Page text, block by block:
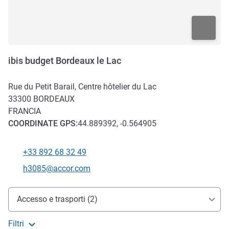
ibis budget Bordeaux le Lac
Rue du Petit Barail, Centre hôtelier du Lac
33300 BORDEAUX
FRANCIA
COORDINATE GPS:44.889392, -0.564905
Telefono
+33 892 68 32 49
E-mail di contatto
h3085@accor.com
Accesso e trasporti
Accesso e trasporti (2)
Filtri